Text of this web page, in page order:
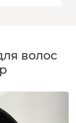
волос